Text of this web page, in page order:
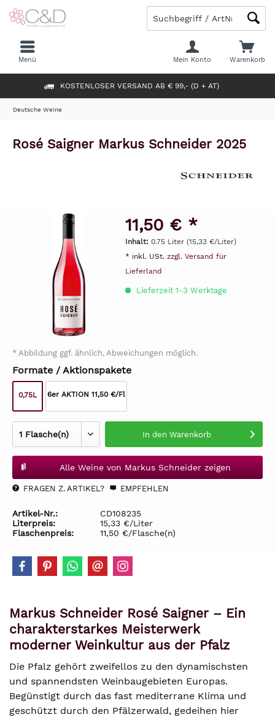
KOSTENLOSER VERSAND AB € 99,- (D + AT)
Warenkorb
Mein Konto
Menü
Deutsche Weine
Rosé Saigner Markus Schneider 2025
11,50 € *
Inhalt: 0.75 Liter (15,33 €/Liter)
* inkl. USt. zzgl. Versand für
Lieferland
Lieferzeit 1-3 Werktage
* Abbildung ggf. ähnlich, Abweichungen möglich.
Formate / Aktionspakete
0,75L 6er AKTION 11,50 €/Fl
In den Warenkorb
Alle Weine von Markus Schneider zeigen
FRAGEN Z. ARTIKEL? EMPFEHLEN
Artikel-Nr.:
CD108235
Literpreis:
15,33 €/Liter
Flaschenpreis:
11,50 €/Flasche(n)
Markus Schneider Rosé Saigner – Ein
charakterstarkes Meisterwerk
moderner Weinkultur aus der Pfalz
Die Pfalz gehört zweifellos zu den dynamischsten
und spannendsten Weinbaugebieten Europas.
Begünstigt durch das fast mediterrane Klima und
geschützt durch den Pfälzerwald, gedeihen hier